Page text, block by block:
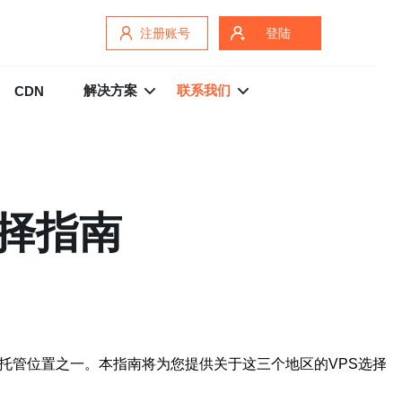
注册账号 登陆
CDN 解决方案 联系我们
指南
管位置之一。本指南将为您提供关于这三个地区的VPS选择